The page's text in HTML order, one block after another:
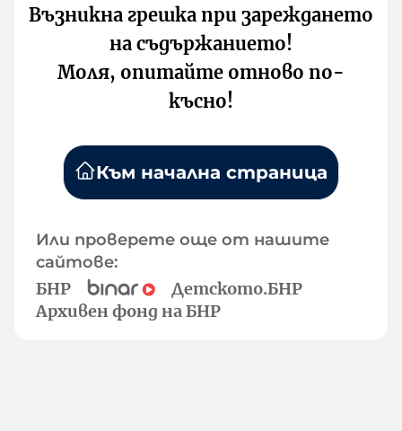
Възникна грешка при зареждането
на съдържанието!
Моля, опитайте отново по-
късно!
Към начална страница
Или проверете още от нашите
сайтове:
БНР
Детското.БНР
Архивен фонд на БНР